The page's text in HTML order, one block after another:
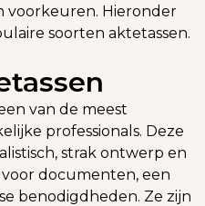
voorkeuren. Hieronder
soorten aktetassen.
van de meest
professionals. Deze
strak ontwerp en
documenten, een
benodigdheden. Ze zijn